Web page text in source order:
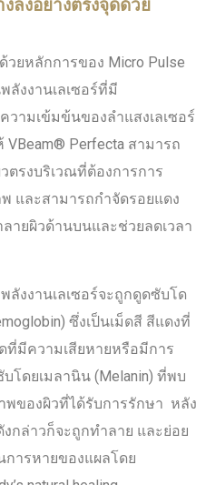
ลงอย่างตรงจุดด้วย
วยหลักการของ Micro Pulse
ลังงานเลเซอร์ที่มี
วามเข้มข้นของลำแสงเลเซอร์
Perfecta สามารถ
ตรงบริเวณที่ต้องการการ
และสามารถกำจัดรอยแดง
ายผิวด้านบนและช่วยลดเวลา
านเลเซอร์จะถูกดูดซับโด
ซึ่งเป็นเม็ดสี สีแดงที่
ที่มีความเสียหายหรือมีการ
ดยเมลานิน (Melanin) ที่พบ
พของผิวที่ได้รับการรักษา หลัง
กล่าวก็จะถูกทำลาย และย่อย
การหายของแผลโดย